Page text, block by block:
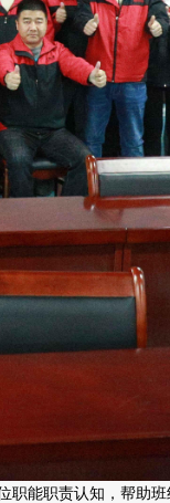
能职责认知，帮助